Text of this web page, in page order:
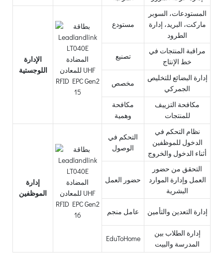
الإدارة
اللوجستية
مستودع
المستودعات، السوبر
ماركت، البريد، إدارة
الطرود
تصنيع
مراقبة المنتجات في
خط الإنتاج
مخصص
إدارة البضائع للتخليص
الجمركي
مكافحة
وهمية
مكافحة التزييف
للمنتجات
إدارة
الموظفين
التحكم في
الوصول
نظام التحكم في
الدخول للموظفين
أثناء الدخول والخروج
حضور العمل
التحقق من حضور
العمل وإدارة الموارد
البشرية
عامل منجم إدارة التعدين والتأمين
EduToHome
إدارة الطلاب بين
المدرسة والبيت